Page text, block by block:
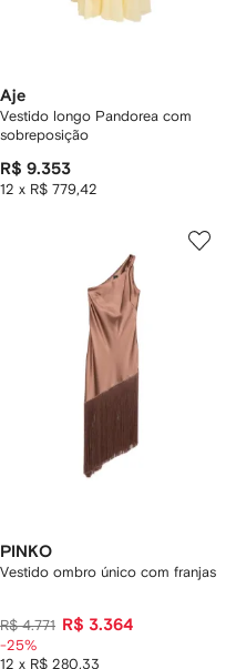
Aje
Vestido longo Pandorea com
sobreposição
R$ 9.353
12 x R$ 779,42
PINKO
Vestido ombro único com franjas
R$ 4.771 R$ 3.364
12 x R$ 280,33
-25%